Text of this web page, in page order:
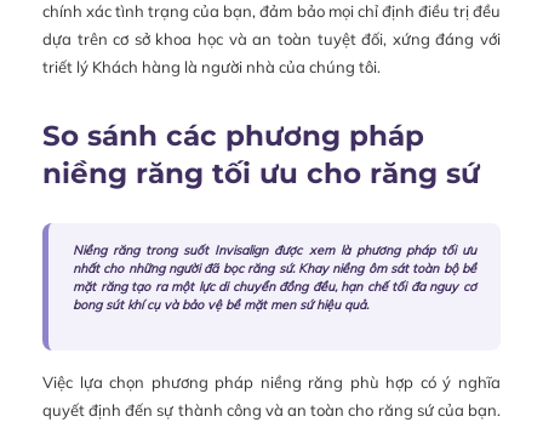
chính xác tình trạng của bạn, đảm bảo mọi chỉ định điều trị đều
dựa trên cơ sở khoa học và an toàn tuyệt đối, xứng đáng với
triết lý Khách hàng là người nhà của chúng tôi.
So sánh các phương pháp
niềng răng tối ưu cho răng sứ
Niềng răng trong suốt Invisalign được xem là phương pháp tối ưu
nhất cho những người đã bọc răng sứ. Khay niềng ôm sát toàn bộ bề
mặt răng tạo ra một lực di chuyển đồng đều, hạn chế tối đa nguy cơ
bong sút khí cụ và bảo vệ bề mặt men sứ hiệu quả.
Việc lựa chọn phương pháp niềng răng phù hợp có ý nghĩa
quyết định đến sự thành công và an toàn cho răng sứ của bạn.